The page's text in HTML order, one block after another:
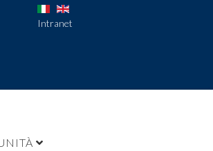
Intranet